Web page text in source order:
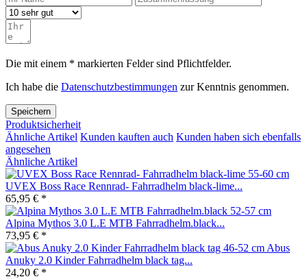
Die mit einem * markierten Felder sind Pflichtfelder.
Ich habe die Datenschutzbestimmungen zur Kenntnis genommen.
Speichern
Produktsicherheit
Ähnliche Artikel Kunden kauften auch Kunden haben sich ebenfalls
angesehen
Ähnliche Artikel
UVEX Boss Race Rennrad- Fahrradhelm black-lime...
65,95 € *
Alpina Mythos 3.0 L.E MTB Fahrradhelm.black...
73,95 € *
Abus
Anuky 2.0 Kinder Fahrradhelm black tag...
24,20 € *